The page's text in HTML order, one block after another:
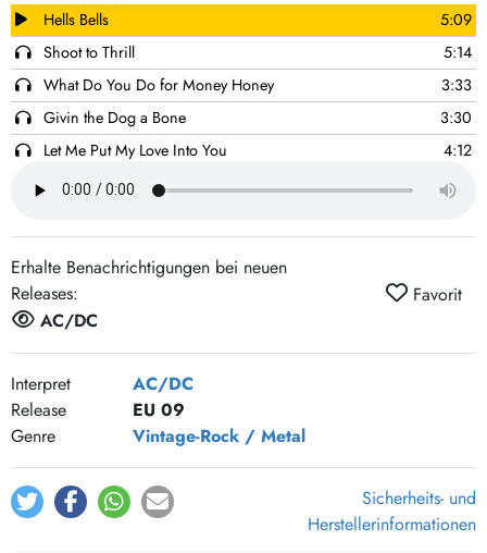
Hells Bells
5:09
Shoot to Thrill
5:14
What Do You Do for Money Honey
3:33
Givin the Dog a Bone
3:30
Let Me Put My Love Into You
4:12
Back in Black
4:13
Shake a Leg
Rock and Roll Ain't Noise Pollution
Erhalte Benachrichtigungen bei neuen
Releases:
AC/DC
Favorit
Interpret
AC/DC
Release
EU 09
Genre
Vintage-Rock / Metal
Sicherheits- und
Herstellerinformationen